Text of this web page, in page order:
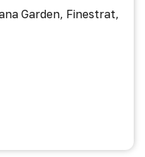
Garden, Finestrat,